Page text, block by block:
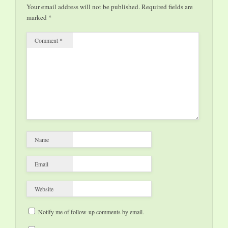
meditierenden Buddha
und liefert so ein
garantiert einmaliges
Weihnachtschenk zur
Your email address will not be published.Required fields are
marked *
Comment *
Name
Email
Website
Notify me of follow-up comments by email.